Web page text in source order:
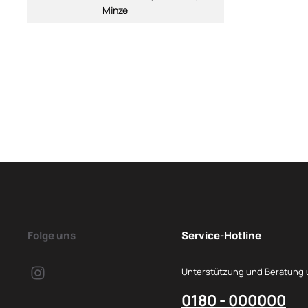
Minze
Folge uns Service-Hotline
Unterstützung und Beratung
0180 - 000000